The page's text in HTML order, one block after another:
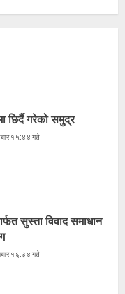
छिर्दै गरेको समुद्र
१५:४४ गते
सुस्ता विवाद समाधान
१६:३४ गते
१२:५१ गते